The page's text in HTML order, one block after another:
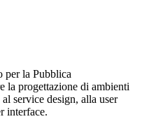
per la Pubblica
la progettazione di ambienti
service design, alla user
interface.